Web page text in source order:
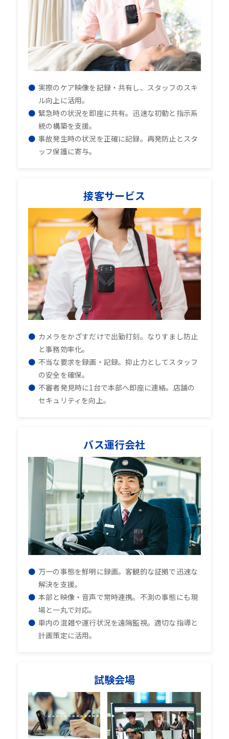
実際のケア映像を記録・共有し、スタッフのスキ
ル向上に活用。
緊急時の状況を即座に共有。迅速な初動と指示系
統の構築を支援。
事故発生時の状況を正確に記録。再発防止とスタ
ッフ保護に寄与。
接客サービス
カメラをかざすだけで出勤打刻。なりすまし防止
と事務効率化。
不当な要求を録画・記録。抑止力としてスタッフ
の安全を確保。
不審者発見時に1台で本部へ即座に連絡。店舗の
セキュリティを向上。
バス運行会社
万一の事態を鮮明に録画。客観的な証拠で迅速な
解決を支援。
本部と映像・音声で常時連携。不測の事態にも現
場と一丸で対応。
車内の混雑や運行状況を遠隔監視。適切な指導と
計画策定に活用。
試験会場